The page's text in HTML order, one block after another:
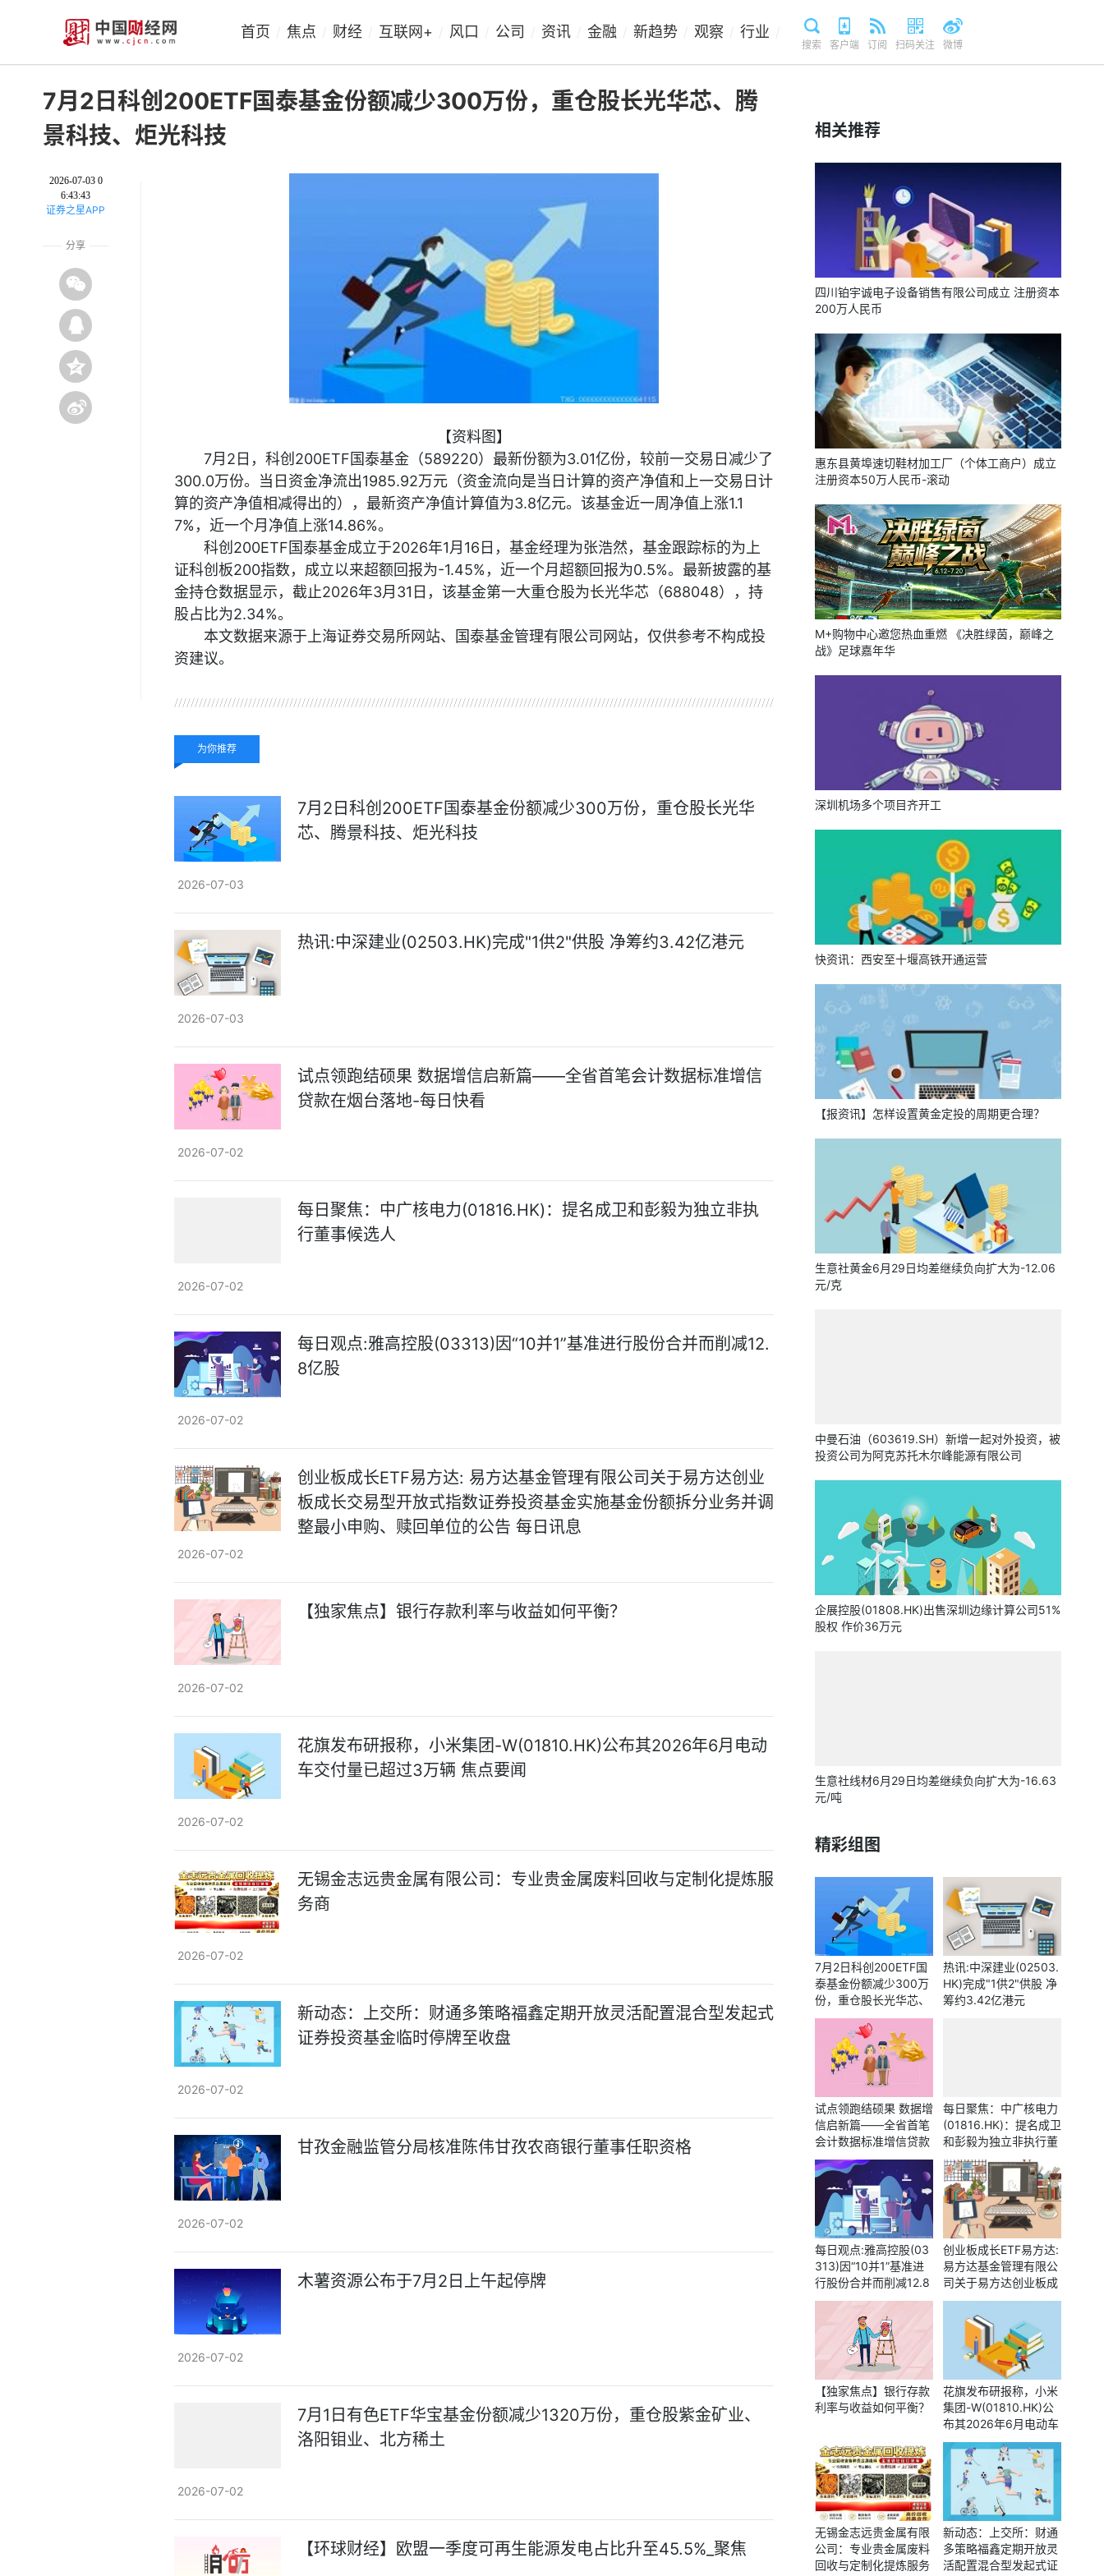
首页 焦点 财经 互联网+ 风口 公司 资讯 金融 新趋势 观察 行业
搜索 客户端 订阅 扫码关注 微博
7月2日科创200ETF国泰基金份额减少300万份，重仓股长光华芯、腾
景科技、炬光科技
2026-07-03 0
6:43:43
证券之星APP
分享
【资料图】
7月2日，科创200ETF国泰基金（589220）最新份额为3.01亿份，较前一交易日减少了
300.0万份。当日资金净流出1985.92万元（资金流向是当日计算的资产净值和上一交易日计
算的资产净值相减得出的），最新资产净值计算值为3.8亿元。该基金近一周净值上涨1.1
7%，近一个月净值上涨14.86%。
科创200ETF国泰基金成立于2026年1月16日，基金经理为张浩然，基金跟踪标的为上
证科创板200指数，成立以来超额回报为-1.45%，近一个月超额回报为0.5%。最新披露的基
金持仓数据显示，截止2026年3月31日，该基金第一大重仓股为长光华芯（688048），持
股占比为2.34%。
本文数据来源于上海证券交易所网站、国泰基金管理有限公司网站，仅供参考不构成投
资建议。
为你推荐
7月2日科创200ETF国泰基金份额减少300万份，重仓股长光华
芯、腾景科技、炬光科技
2026-07-03
热讯:中深建业(02503.HK)完成"1供2"供股 净筹约3.42亿港元
2026-07-03
试点领跑结硕果 数据增信启新篇——全省首笔会计数据标准增信
贷款在烟台落地-每日快看
2026-07-02
每日聚焦：中广核电力(01816.HK)：提名成卫和彭毅为独立非执
行董事候选人
2026-07-02
每日观点:雅高控股(03313)因“10并1”基准进行股份合并而削减12.
8亿股
2026-07-02
创业板成长ETF易方达: 易方达基金管理有限公司关于易方达创业
板成长交易型开放式指数证券投资基金实施基金份额拆分业务并调
整最小申购、赎回单位的公告 每日讯息
2026-07-02
【独家焦点】银行存款利率与收益如何平衡？
2026-07-02
花旗发布研报称，小米集团-W(01810.HK)公布其2026年6月电动
车交付量已超过3万辆 焦点要闻
2026-07-02
无锡金志远贵金属有限公司：专业贵金属废料回收与定制化提炼服
务商
2026-07-02
新动态：上交所：财通多策略福鑫定期开放灵活配置混合型发起式
证券投资基金临时停牌至收盘
2026-07-02
甘孜金融监管分局核准陈伟甘孜农商银行董事任职资格
2026-07-02
木薯资源公布于7月2日上午起停牌
2026-07-02
7月1日有色ETF华宝基金份额减少1320万份，重仓股紫金矿业、
洛阳钼业、北方稀土
2026-07-02
【环球财经】欧盟一季度可再生能源发电占比升至45.5%_聚焦
相关推荐
四川铂宇诚电子设备销售有限公司成立 注册资本
200万人民币
惠东县黄埠速切鞋材加工厂（个体工商户）成立
注册资本50万人民币-滚动
M+购物中心邀您热血重燃 《决胜绿茵，巅峰之
战》足球嘉年华
深圳机场多个项目齐开工
快资讯：西安至十堰高铁开通运营
【报资讯】怎样设置黄金定投的周期更合理？
生意社黄金6月29日均差继续负向扩大为-12.06
元/克
中曼石油（603619.SH）新增一起对外投资，被
投资公司为阿克苏托木尔峰能源有限公司
企展控股(01808.HK)出售深圳边缘计算公司51%
股权 作价36万元
生意社线材6月29日均差继续负向扩大为-16.63
元/吨
精彩组图
7月2日科创200ETF国
泰基金份额减少300万
份，重仓股长光华芯、
腾景科技、炬光科技
热讯:中深建业(02503.
HK)完成"1供2"供股 净
筹约3.42亿港元
试点领跑结硕果 数据增
信启新篇——全省首笔
会计数据标准增信贷款
在烟台落地-每日快看
每日聚焦：中广核电力
(01816.HK)：提名成卫
和彭毅为独立非执行董
事候选人
每日观点:雅高控股(03
313)因“10并1”基准进
行股份合并而削减12.8
亿股
创业板成长ETF易方达:
易方达基金管理有限公
司关于易方达创业板成
长交易型开放式指数证
券投资基金实施基金份
额拆分业务并调整最小
申购、赎回单位的公告
每日讯息
【独家焦点】银行存款
利率与收益如何平衡？
花旗发布研报称，小米
集团-W(01810.HK)公
布其2026年6月电动车
交付量已超过3万辆 焦
点要闻
无锡金志远贵金属有限
公司：专业贵金属废料
回收与定制化提炼服务
新动态：上交所：财通
多策略福鑫定期开放灵
活配置混合型发起式证